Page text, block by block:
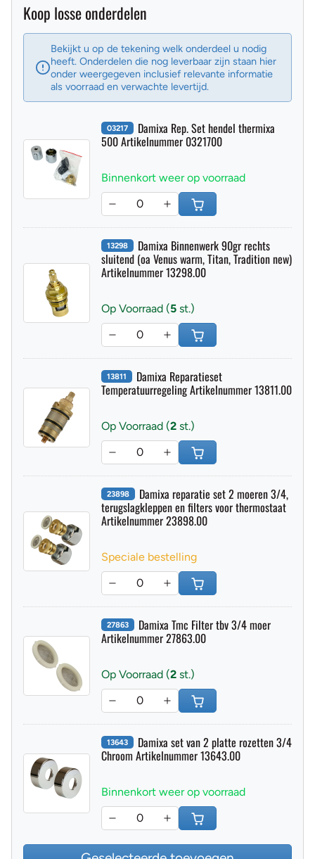
Koop losse onderdelen
Bekijkt u op de tekening welk onderdeel u nodig
heeft. Onderdelen die nog leverbaar zijn staan hier
onder weergegeven inclusief relevante informatie
als voorraad en verwachte levertijd.
03217 Damixa Rep. Set hendel thermixa
500 Artikelnummer 0321700
Binnenkort weer op voorraad
13298 Damixa Binnenwerk 90gr rechts
sluitend (oa Venus warm, Titan, Tradition new)
Artikelnummer 13298.00
Op Voorraad (5st.)
13811 Damixa Reparatieset
Temperatuurregeling Artikelnummer 13811.00
Op Voorraad (2st.)
23898 Damixa reparatie set 2 moeren 3/4,
terugslagkleppen en filters voor thermostaat
Artikelnummer 23898.00
Speciale bestelling
27863 Damixa Tmc Filter tbv 3/4 moer
Artikelnummer 27863.00
Op Voorraad (2st.)
13643 Damixa set van 2 platte rozetten 3/4
Chroom Artikelnummer 13643.00
Binnenkort weer op voorraad